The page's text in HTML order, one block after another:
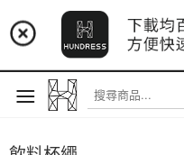
📢 市集預告：
📢 市集預告：8/
註冊